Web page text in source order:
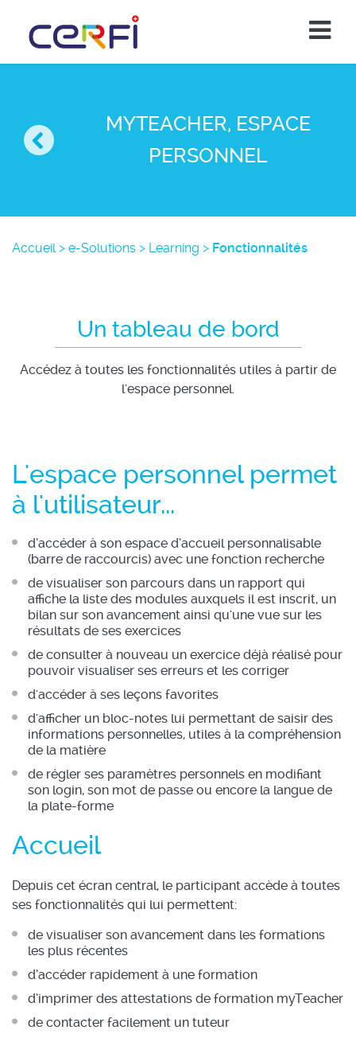
MYTEACHER, ESPACE
PERSONNEL
Accueil> e-Solutions > Learning > Fonctionnalités
Un tableau de bord
Accédez à toutes les fonctionnalités utiles à partir de
l'espace personnel.
L'espace personnel permet
à l'utilisateur...
d’accéder à son espace d’accueil personnalisable
(barre de raccourcis) avec une fonction recherche
de visualiser son parcours dans un rapport qui
affiche la liste des modules auxquels il est inscrit, un
bilan sur son avancement ainsi qu'une vue sur les
résultats de ses exercices
de consulter à nouveau un exercice déjà réalisé pour
pouvoir visualiser ses erreurs et les corriger
d'accéder à ses leçons favorites
d'afficher un bloc-notes lui permettant de saisir des
informations personnelles, utiles à la compréhension
de la matière
de régler ses paramètres personnels en modifiant
son login, son mot de passe ou encore la langue de
la plate-forme
Accueil
Depuis cet écran central, le participant accède à toutes
ses fonctionnalités qui lui permettent:
de visualiser son avancement dans les formations
les plus récentes
d’accéder rapidement à une formation
d’imprimer des attestations de formation myTeacher
de contacter facilement un tuteur